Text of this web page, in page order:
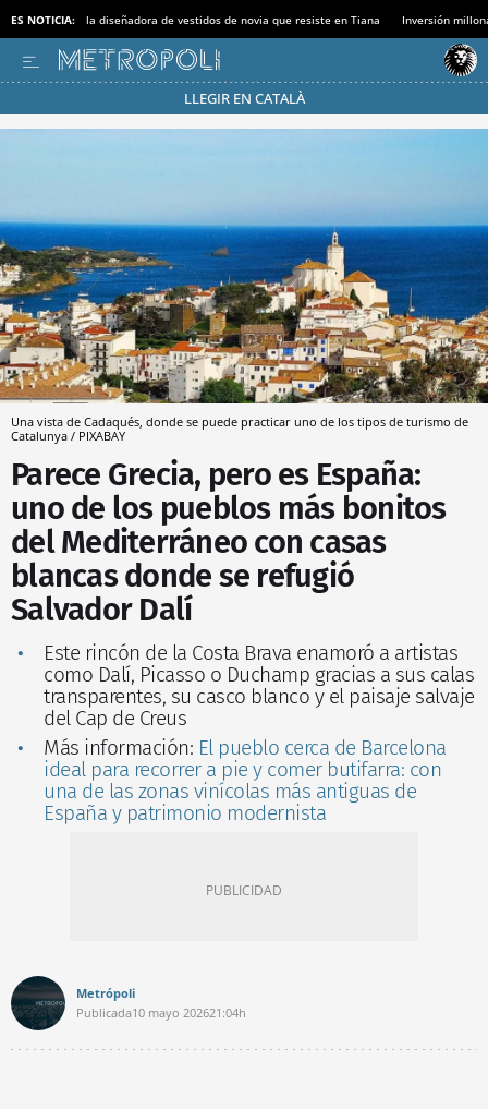
ES NOTICIA: la diseñadora de vestidos de novia que resiste en Tiana Inversión
LLEGIR EN CATALÀ
Pásate al MODO AHORRO
Una vista de Cadaqués, donde se puede practicar uno de los tipos de turismo de
Catalunya / PIXABAY
Parece Grecia, pero es España:
uno de los pueblos más bonitos
del Mediterráneo con casas
blancas donde se refugió
Salvador Dalí
Este rincón de la Costa Brava enamoró a artistas
como Dalí, Picasso o Duchamp gracias a sus calas
transparentes, su casco blanco y el paisaje salvaje
del Cap de Creus
Más información: El pueblo cerca de Barcelona
ideal para recorrer a pie y comer butifarra: con
una de las zonas vinícolas más antiguas de
España y patrimonio modernista
Metrópoli
Publicada10 mayo 202621:04h